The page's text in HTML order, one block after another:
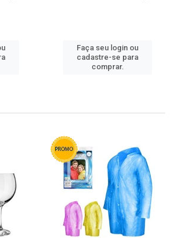
Faça seu login ou
cadastre-se para
comprar.